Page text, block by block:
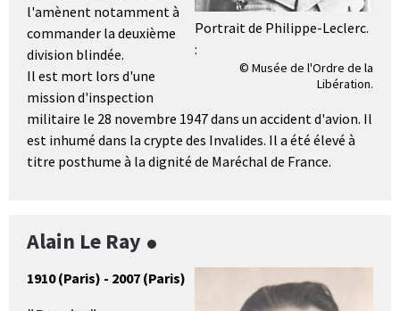
Portrait de Philippe-Leclerc.
:
© Musée de l'Ordre de la
Libération.
l'amènent notamment à
commander la deuxième
division blindée.
Il est mort lors d'une
mission d'inspection
militaire le 28 novembre 1947 dans un accident d'avion. Il
est inhumé dans la crypte des Invalides. Il a été élevé à
titre posthume à la dignité de Maréchal de France.
Alain Le Ray
1910 (Paris) - 2007 (Paris)